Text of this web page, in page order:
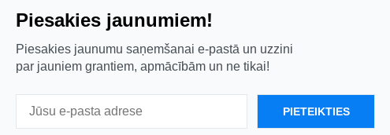
Piesakies jaunumiem!
Piesakies jaunumu saņemšanai e-pastā un uzzini
par jauniem grantiem, apmācībām un ne tikai!